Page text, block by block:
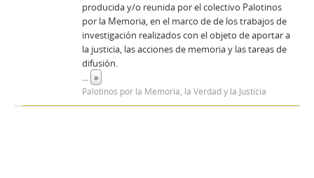
producida y/o reunida por el colectivo Palotinos
por la Memoria, en el marco de de los trabajos de
investigación realizados con el objeto de aportar a
la justicia, las acciones de memoria y las tareas de
difusión.
... »
Palotinos por la Memoria, la Verdad y la Justicia